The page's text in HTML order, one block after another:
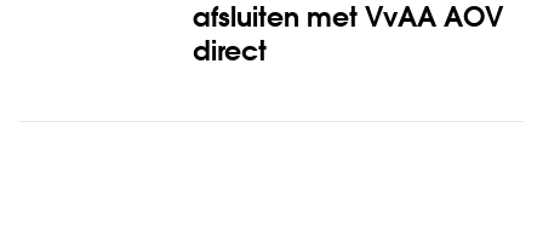
afsluiten met VvAA AOV
direct